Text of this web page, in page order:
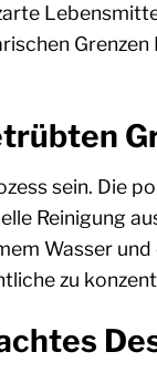
Grenzen
sein. Die
Reinigung
Wasser und
zu